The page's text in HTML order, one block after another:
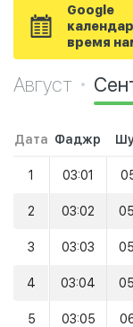
Google
время
Август
Дата Фаджр
1 03:01
2 03:02
3 03:03
4 03:04
5 03:05